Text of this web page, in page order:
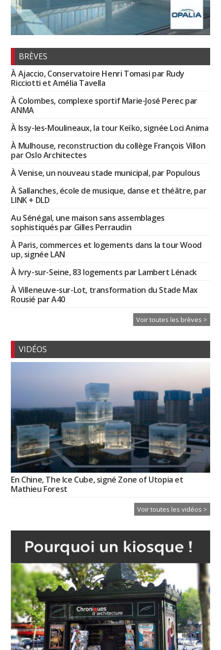
BRÈVES
À Ajaccio, Conservatoire Henri Tomasi par Rudy
Ricciotti et Amélia Tavella
À Colombes, complexe sportif Marie-José Perec par
ANMA
À Issy-les-Moulineaux, la tour Keïko, signée Loci Anima
À Mulhouse, reconstruction du collège François Villon
par Oslo Architectes
À Venise, un nouveau stade municipal, par Populous
À Sallanches, école de musique, danse et théâtre, par
LINK + DLD
Au Sénégal, une maison sans assemblages
sophistiqués par Gilles Perraudin
À Paris, commerces et logements dans la tour Wood
up, signée LAN
À Ivry-sur-Seine, 83 logements par Lambert Lénack
À Villeneuve-sur-Lot, transformation du Stade Max
Rousié par A40
Voir toutes les brèves >
VIDÉOS
En Chine, The Ice Cube, signé Zone of Utopia et
Mathieu Forest
Voir toutes les vidéos >